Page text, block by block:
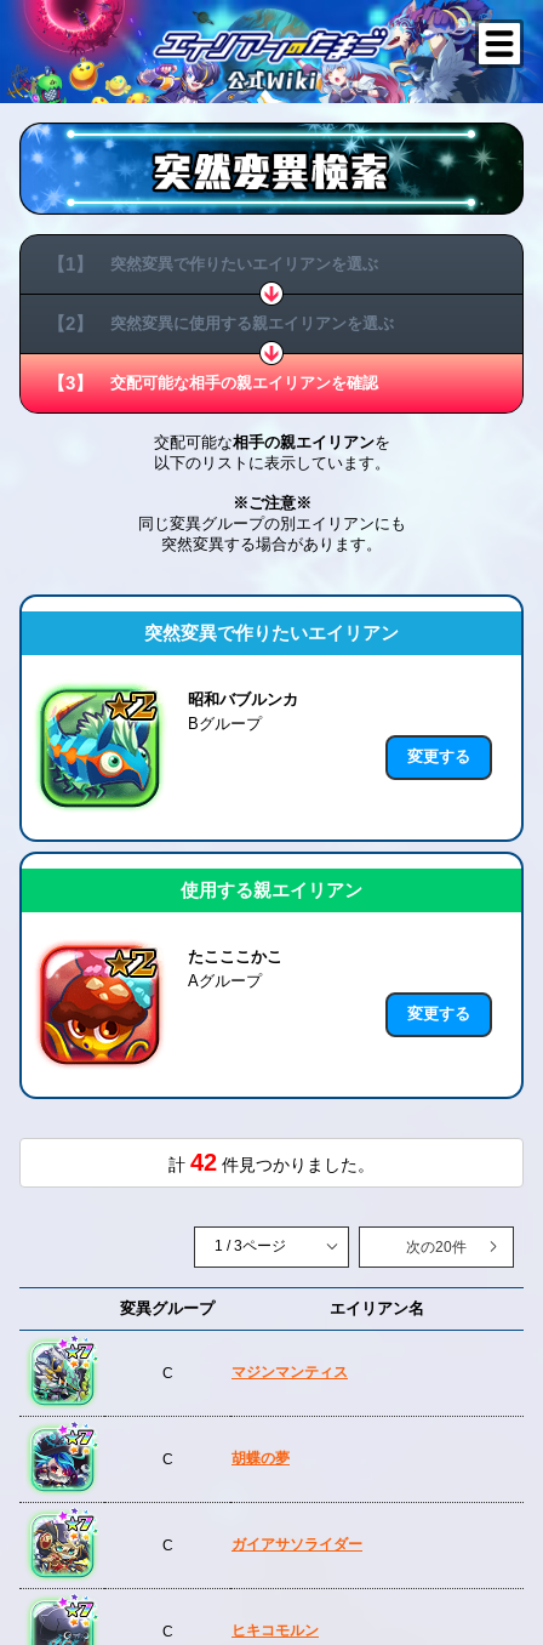
【1】 突然変異で作りたいエイリアンを選ぶ
【2】 突然変異に使用する親エイリアンを選ぶ
【3】 交配可能な相手の親エイリアンを確認
交配可能な相手の親エイリアンを
以下のリストに表示しています。
※ご注意※
同じ変異グループの別エイリアンにも
突然変異する場合があります。
突然変異で作りたいエイリアン
昭和バブルンカ
Bグループ
変更する
使用する親エイリアン
たこここかこ
Aグループ
変更する
計 42 件見つかりました。
次の20件
変異グループ エイリアン名
C マジンマンティス
C 胡蝶の夢
C ガイアサソライダー
C ヒキコモルン